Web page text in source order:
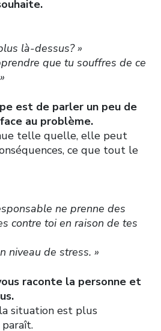
là-dessus? »
que tu souffres de ce
est de parler un peu de
au problème.
telle quelle, elle peut
ce que tout le
ne prenne des
contre toi en raison de tes
niveau de stress. »
raconte la personne et
situation est plus
paraît.